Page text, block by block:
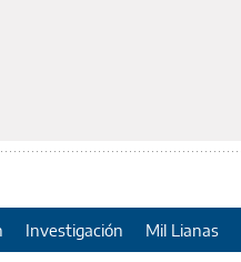
Investigación Mil Lianas